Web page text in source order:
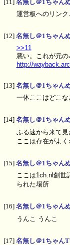
[11] 名無し＠1ちゃん
運営板へのリン
[12] 名無し＠1ちゃん
>>11
悪い。これが元
http://
[13] 名無し＠1ちゃん
一体ここはどこな
[14] 名無し＠1ちゃん
ふる速から来て見
ここは存在がよ
[15] 名無し＠1ちゃん
ここは1ch.nl創世
られた場所
[16] 名無し＠1ちゃん
うんこ うんこ
[17] 名無し＠1ちゃん